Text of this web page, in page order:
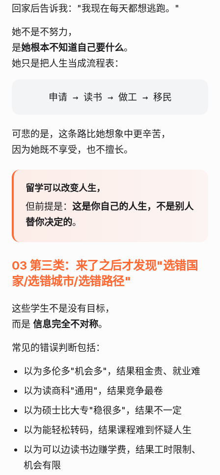
回家后告诉我："我现在每天都想逃跑。"
她不是不努力，
是她根本不知道自己要什么。
她只是把人生当成流程表：
申请 → 读书 → 做工 → 移民
可悲的是，这条路比她想象中更辛苦，
因为她既不享受，也不擅长。
留学可以改变人生，
但前提是： 这是你自己的人生，不是别人
替你决定的。
03 第三类：来了之后才发现"选错国
家/选错城市/选错路径"
这些学生不是没有目标，
而是 信息完全不对称。
常见的错误判断包括：
以为多伦多"机会多"，结果租金贵、就业难
以为读商科"通用"，结果竞争最卷
以为硕士比大专"稳很多"，结果不一定
以为能轻松转码，结果课程难到怀疑人生
以为可以边读书边赚学费，结果工时限制、
机会有限